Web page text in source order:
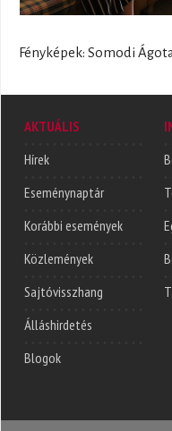
Fényképek: Somodi
AKTUÁLIS
Hírek
Eseménynaptár
Korábbi események
Közlemények
Sajtóvisszhang
Álláshirdetés
Blogok